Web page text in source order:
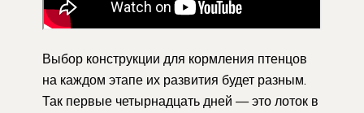
Выбор конструкции для кормления птенцов
на каждом этапе их развития будет разным.
Так первые четырнадцать дней — это лоток в